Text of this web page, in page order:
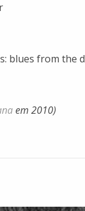
blues from the
em 2010)